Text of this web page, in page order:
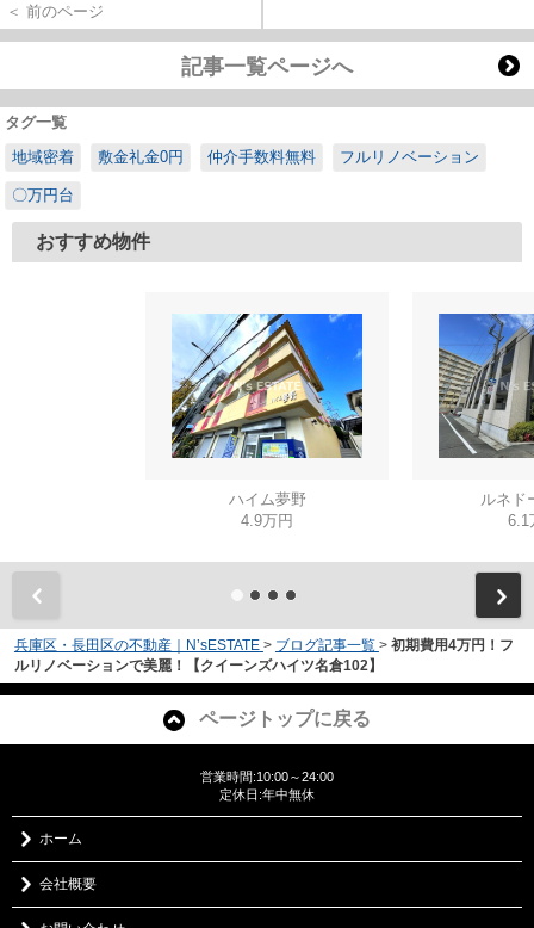
＜ 前のページ
記事一覧ページへ
タグ一覧
地域密着
敷金礼金0円 仲介手数料無料 フルリノベーション
〇万円台
おすすめ物件
ハイム夢野
4.9万円
ルネド
6.1
兵庫区・長田区の不動産｜N’sESTATE > ブログ記事一覧 > 初期費用4万円！フ
ルリノベーションで美麗！【クイーンズハイツ名倉102】
ページトップに戻る
営業時間:10:00～24:00
定休日:年中無休
ホーム
会社概要